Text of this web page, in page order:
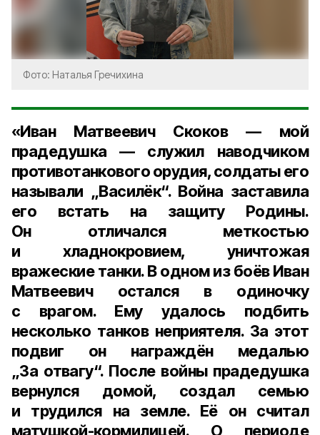
Фото: Наталья Гречихина
«Иван Матвеевич Скоков — мой
прадедушка — служил наводчиком
противотанкового орудия, солдаты его
называли „Василёк“. Война заставила
его встать на защиту Родины.
Он отличался меткостью
и хладнокровием, уничтожая
вражеские танки. В одном из боёв Иван
Матвеевич остался в одиночку
с врагом. Ему удалось подбить
несколько танков неприятеля. За этот
подвиг он награждён медалью
„За отвагу“. После войны прадедушка
вернулся домой, создал семью
и трудился на земле. Её он считал
матушкой-кормилицей. О периоде